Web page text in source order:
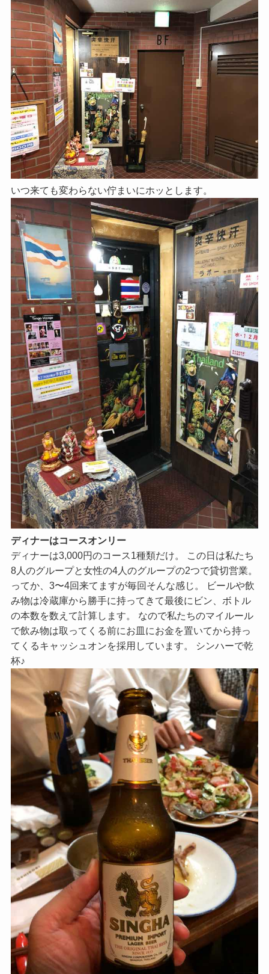
いつ来ても変わらない佇まいにホッとします。
ディナーはコースオンリー
ディナーは3,000円のコース1種類だけ。 この日は私たち
8人のグループと女性の4人のグループの2つで貸切営業。
ってか、3〜4回来てますが毎回そんな感じ。 ビールや飲
み物は冷蔵庫から勝手に持ってきて最後にビン、ボトル
の本数を数えて計算します。 なので私たちのマイルール
で飲み物は取ってくる前にお皿にお金を置いてから持っ
てくるキャッシュオンを採用しています。 シンハーで乾
杯♪